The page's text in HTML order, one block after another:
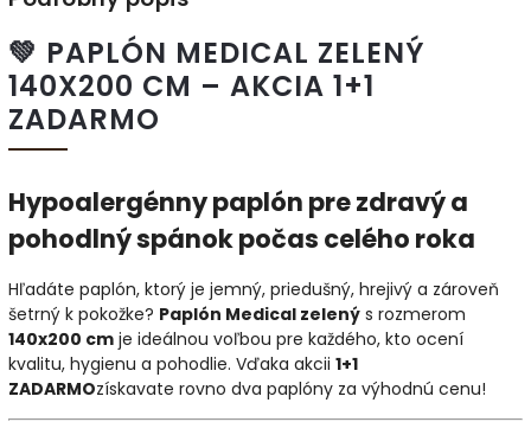
💚 PAPLÓN MEDICAL ZELENÝ
140X200 CM – AKCIA 1+1
ZADARMO
Hypoalergénny paplón pre zdravý a
pohodlný spánok počas celého roka
Hľadáte paplón, ktorý je jemný, priedušný, hrejivý a zároveň
šetrný k pokožke? Paplón Medical zelený s rozmerom
140x200 cm je ideálnou voľbou pre každého, kto ocení
kvalitu, hygienu a pohodlie. Vďaka akcii 1+1
ZADARMOzískavate rovno dva paplóny za výhodnú cenu!